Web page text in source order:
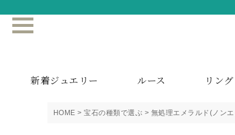
新着ジュエリー ルース リング
HOME 宝石の種類で選ぶ 無処理エメラルド(ノン